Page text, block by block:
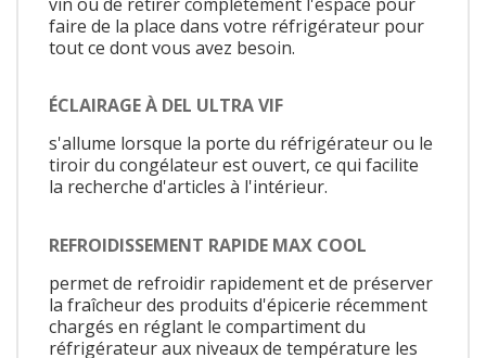
faire de la place dans votre réfrigérateur pour
tout ce dont vous avez besoin.
ÉCLAIRAGE À DEL ULTRA VIF
s'allume lorsque la porte du réfrigérateur ou le
tiroir du congélateur est ouvert, ce qui facilite
la recherche d'articles à l'intérieur.
REFROIDISSEMENT RAPIDE MAX COOL
permet de refroidir rapidement et de préserver
la fraîcheur des produits d'épicerie récemment
chargés en réglant le compartiment du
réfrigérateur aux niveaux de température les